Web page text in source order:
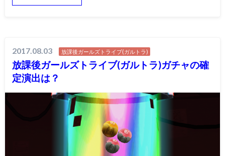
2017.08.03 放課後ガールズトライブ(ガルトラ)
放課後ガールズトライブ(ガルトラ)ガチャの確
定演出は？